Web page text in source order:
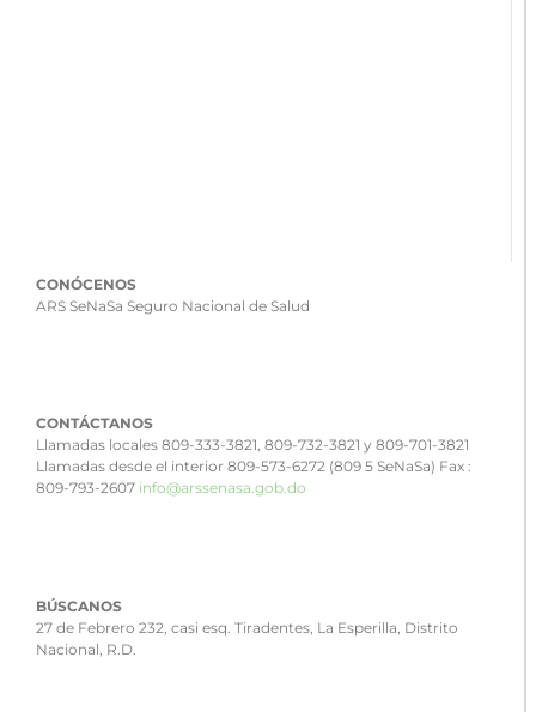
CONÓCENOS
ARS SeNaSa Seguro Nacional de Salud
CONTÁCTANOS
Llamadas locales 809-333-3821, 809-732-3821 y 809-701-3821
Llamadas desde el interior 809-573-6272 (809 5 SeNaSa) Fax :
809-793-2607 info@arssenasa.gob.do
BÚSCANOS
27 de Febrero 232, casi esq. Tiradentes, La Esperilla, Distrito
Nacional, R.D.